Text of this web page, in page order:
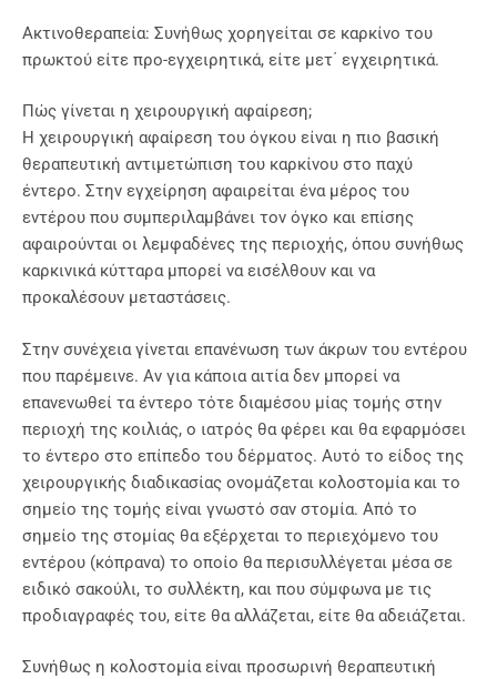
Ακτινοθεραπεία: Συνήθως χορηγείται σε καρκίνο του
πρωκτού είτε προ-εγχειρητικά, είτε μετ΄ εγχειρητικά.
Πώς γίνεται η χειρουργική αφαίρεση;
Η χειρουργική αφαίρεση του όγκου είναι η πιο βασική
θεραπευτική αντιμετώπιση του καρκίνου στο παχύ
έντερο. Στην εγχείρηση αφαιρείται ένα μέρος του
εντέρου που συμπεριλαμβάνει τον όγκο και επίσης
αφαιρούνται οι λεμφαδένες της περιοχής, όπου συνήθως
καρκινικά κύτταρα μπορεί να εισέλθουν και να
προκαλέσουν μεταστάσεις.
Στην συνέχεια γίνεται επανένωση των άκρων του εντέρου
που παρέμεινε. Αν για κάποια αιτία δεν μπορεί να
επανενωθεί τα έντερο τότε διαμέσου μίας τομής στην
περιοχή της κοιλιάς, ο ιατρός θα φέρει και θα εφαρμόσει
το έντερο στο επίπεδο του δέρματος. Αυτό το είδος της
χειρουργικής διαδικασίας ονομάζεται κολοστομία και το
σημείο της τομής είναι γνωστό σαν στομία. Από το
σημείο της στομίας θα εξέρχεται το περιεχόμενο του
εντέρου (κόπρανα) το οποίο θα περισυλλέγεται μέσα σε
ειδικό σακούλι, το συλλέκτη, και που σύμφωνα με τις
προδιαγραφές του, είτε θα αλλάζεται, είτε θα αδειάζεται.
Συνήθως η κολοστομία είναι προσωρινή θεραπευτική